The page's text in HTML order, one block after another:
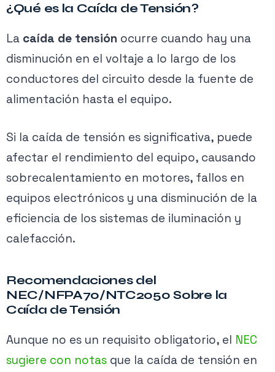
¿Qué es la Caída de Tensión?
La caída de tensión ocurre cuando hay una
disminución en el voltaje a lo largo de los
conductores del circuito desde la fuente de
alimentación hasta el equipo.
Si la caída de tensión es significativa, puede
afectar el rendimiento del equipo, causando
sobrecalentamiento en motores, fallos en
equipos electrónicos y una disminución de la
eficiencia de los sistemas de iluminación y
calefacción.
Recomendaciones del
NEC/NFPA70/NTC2050 Sobre la
Caída de Tensión
Aunque no es un requisito obligatorio, el NEC
sugiere con notas que la caída de tensión en